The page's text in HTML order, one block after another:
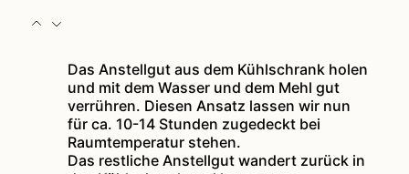
Das Anstellgut aus dem Kühlschrank holen
und mit dem Wasser und dem Mehl gut
verrühren. Diesen Ansatz lassen wir nun
für ca. 10-14 Stunden zugedeckt bei
Raumtemperatur stehen.
Das restliche Anstellgut wandert zurück in